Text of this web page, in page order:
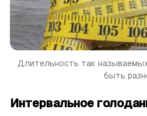
Длительность так
быть
Интервальное